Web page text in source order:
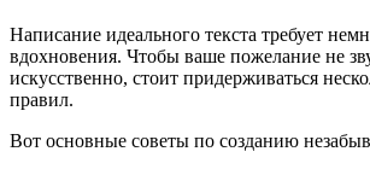
Написание идеального текста требует
вдохновения. Чтобы ваше пожелание не
искусственно, стоит придерживаться
правил.
Вот основные советы по созданию